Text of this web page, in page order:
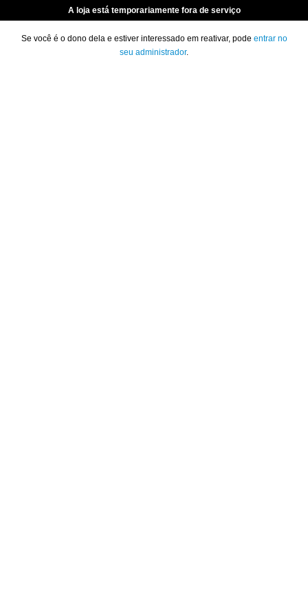
A loja está temporariamente fora de serviço
Se você é o dono dela e estiver interessado em reativar, pode entrar no
seu administrador.